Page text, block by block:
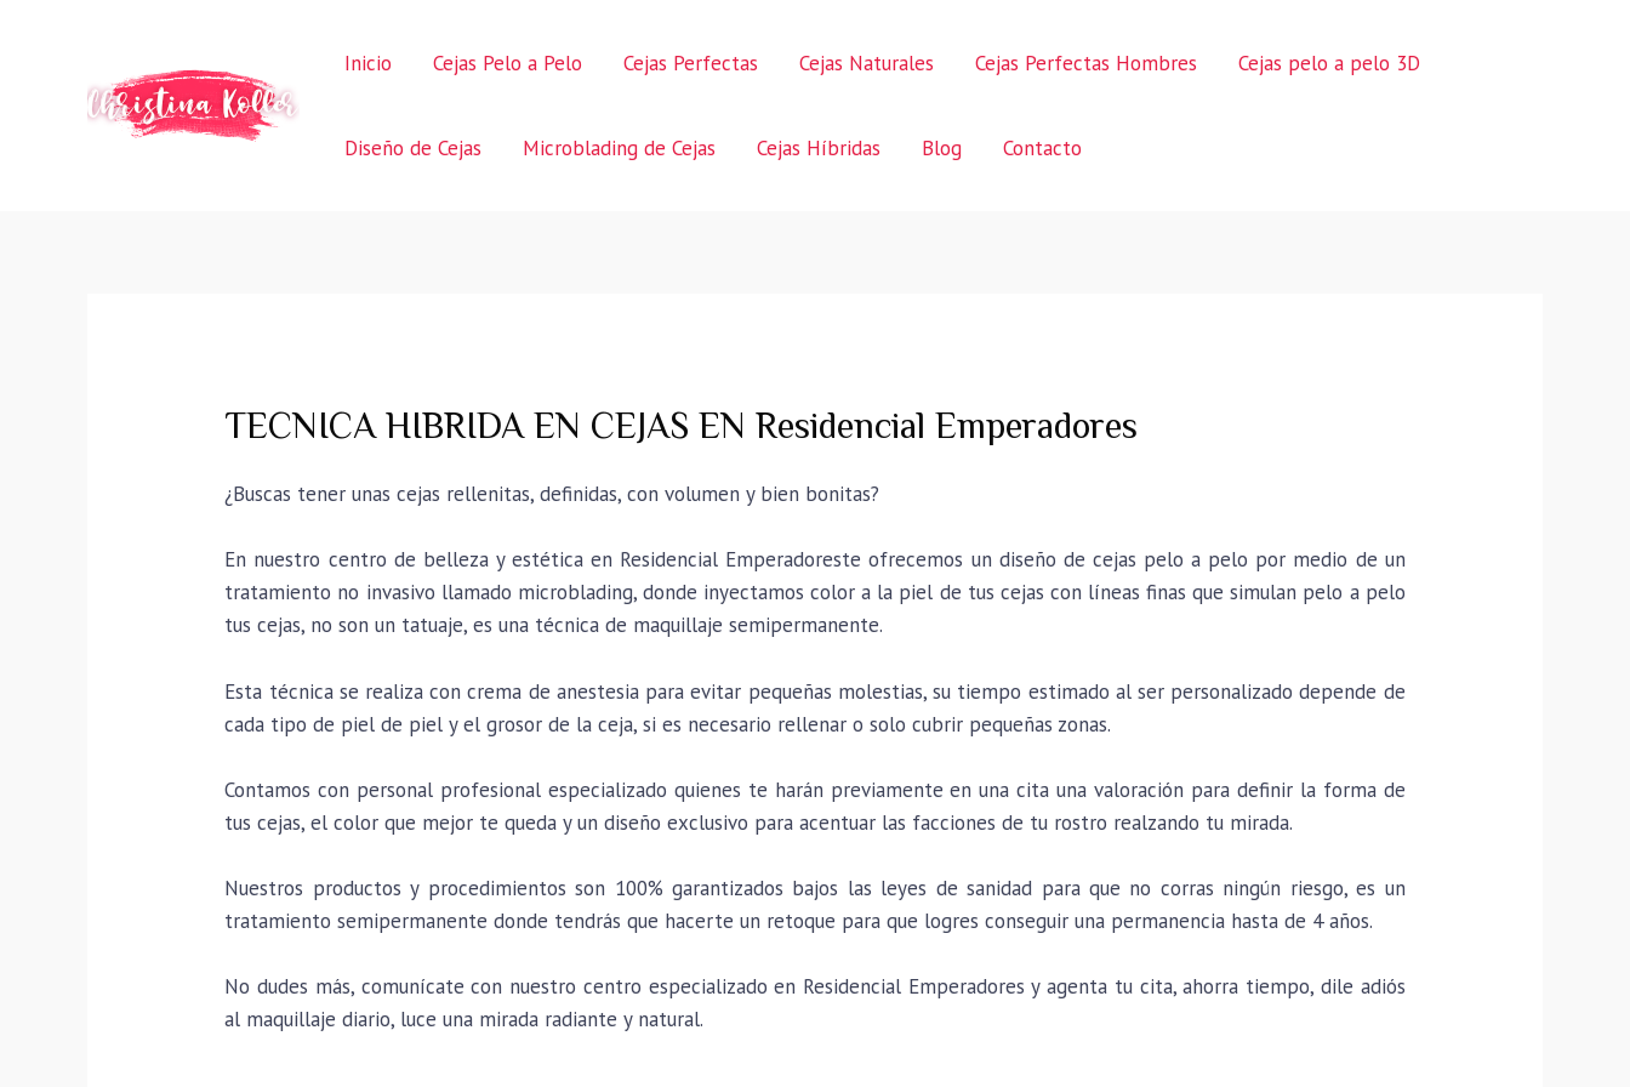
Inicio Cejas Pelo a Pelo Cejas Perfectas Cejas Naturales Cejas Perfectas Hombres Cejas pelo a pelo 3D
Diseño de Cejas Microblading de Cejas Cejas Híbridas Blog Contacto
TECNICA HIBRIDA EN CEJAS EN Residencial Emperadores
¿Buscas tener unas cejas rellenitas, definidas, con volumen y bien bonitas?
En nuestro centro de belleza y estética en Residencial Emperadoreste ofrecemos un diseño de cejas pelo a pelo por medio de un
tratamiento no invasivo llamado microblading, donde inyectamos color a la piel de tus cejas con líneas finas que simulan pelo a pelo
tus cejas, no son un tatuaje, es una técnica de maquillaje semipermanente.
Esta técnica se realiza con crema de anestesia para evitar pequeñas molestias, su tiempo estimado al ser personalizado depende de
cada tipo de piel de piel y el grosor de la ceja, si es necesario rellenar o solo cubrir pequeñas zonas.
Contamos con personal profesional especializado quienes te harán previamente en una cita una valoración para definir la forma de
tus cejas, el color que mejor te queda y un diseño exclusivo para acentuar las facciones de tu rostro realzando tu mirada.
Nuestros productos y procedimientos son 100% garantizados bajos las leyes de sanidad para que no corras ningún riesgo, es un
tratamiento semipermanente donde tendrás que hacerte un retoque para que logres conseguir una permanencia hasta de 4 años.
No dudes más, comunícate con nuestro centro especializado en Residencial Emperadores y agenta tu cita, ahorra tiempo, dile adiós
al maquillaje diario, luce una mirada radiante y natural.